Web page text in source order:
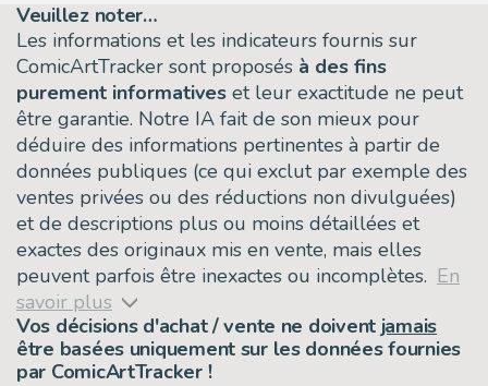
Veuillez noter…
Les informations et les indicateurs fournis sur
ComicArtTracker sont proposés à des fins
purement informatives et leur exactitude ne peut
être garantie. Notre IA fait de son mieux pour
déduire des informations pertinentes à partir de
données publiques (ce qui exclut par exemple des
ventes privées ou des réductions non divulguées)
et de descriptions plus ou moins détaillées et
exactes des originaux mis en vente, mais elles
peuvent parfois être inexactes ou incomplètes. En
savoir plus
Vos décisions d'achat / vente ne doivent jamais
être basées uniquement sur les données fournies
par ComicArtTracker !